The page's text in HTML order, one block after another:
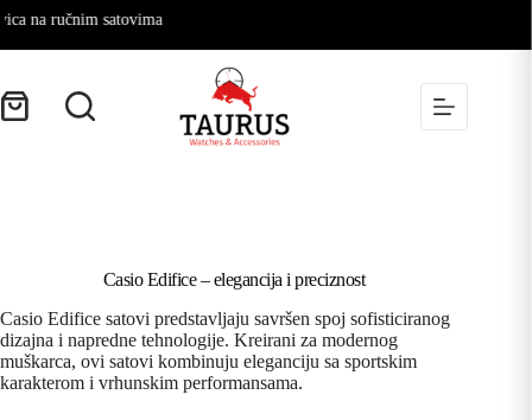
na ručnim satovima
Casio Edifice – elegancija i preciznost
Casio Edifice satovi predstavljaju savršen spoj sofisticiranog
dizajna i napredne tehnologije. Kreirani za modernog
muškarca, ovi satovi kombinuju eleganciju sa sportskim
karakterom i vrhunskim performansama.